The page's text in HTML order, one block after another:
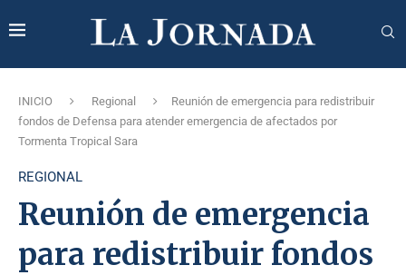
INICIO Regional
Reunión de emergencia para redistribuir
fondos de Defensa para atender emergencia de afectados por
Tormenta Tropical Sara
REGIONAL
Reunión de emergencia
para redistribuir fondos